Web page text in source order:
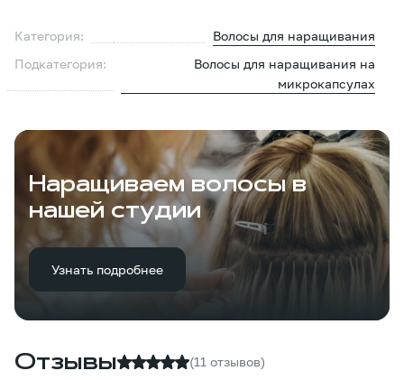
Категория:
Волосы для наращивания
Подкатегория:
Волосы для наращивания на
микрокапсулах
Наращиваем волосы в
нашей студии
Узнать подробнее
Отзывы (11 отзывов)